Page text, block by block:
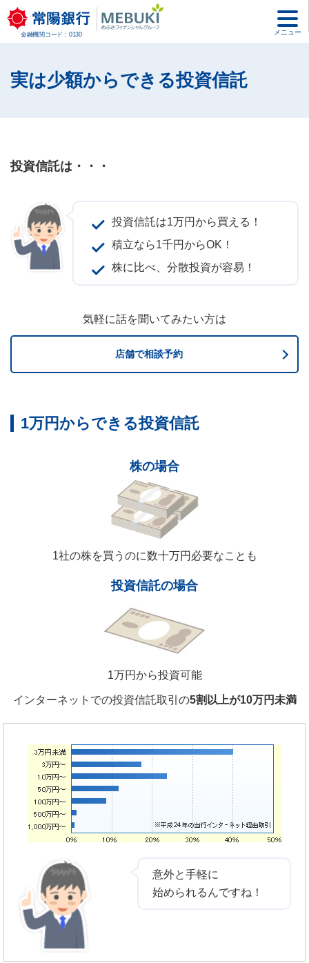
金融機関コード：0130 メニュー
実は少額からできる投資信託
投資信託は・・・
投資信託は1万円から買える！
積立なら1千円からOK！
株に比べ、分散投資が容易！
気軽に話を聞いてみたい方は
店舗で相談予約
1万円からできる投資信託
株の場合
1社の株を買うのに数十万円必要なことも
投資信託の場合
1万円から投資可能
インターネットでの投資信託取引の5割以上が10万円未満
意外と手軽に
始められるんですね！